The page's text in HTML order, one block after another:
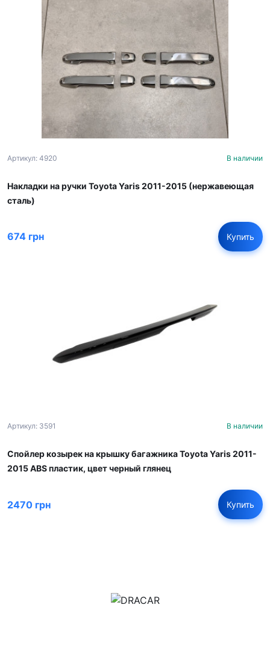
Артикул: 4920 В наличии
Накладки на ручки Toyota Yaris 2011-2015 (нержавеющая
сталь)
674 грн Купить
Артикул: 3591 В наличии
Спойлер козырек на крышку багажника Toyota Yaris 2011-
2015 ABS пластик, цвет черный глянец
2470 грн Купить